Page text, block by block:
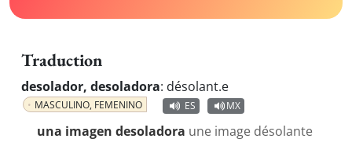
Traduction
desolador, desoladora: désolant.e
MASCULINO, FEMENINO ES MX
una imagen desoladora une image désolante